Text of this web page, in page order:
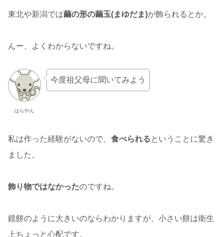
東北や新潟では繭の形の繭玉(まゆだま)が飾られるとか。
んー、よくわからないですね。
はらやん
今度祖父母に聞いてみよう
私は作った経験がないので、 食べられるということに驚き
ました。
飾り物ではなかったのですね。
鏡餅のように大きいのならわかりますが、小さい餅は衛生
上ちょっと心配です。